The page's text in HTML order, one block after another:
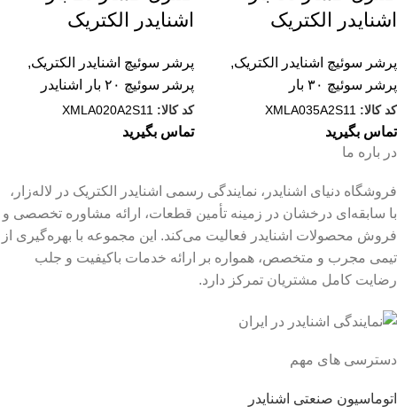
اشنایدر الکتریک
پرشر سوئیچ اشنایدر الکتریک,
پرشر سوئیچ ۳۰ بار
کد کالا: XMLA035A2S11
تماس بگیرید
اشنایدر الکتریک
پرشر سوئیچ اشنایدر الکتریک,
پرشر سوئیچ ۲۰ بار اشنایدر
کد کالا: XMLA020A2S11
تماس بگیرید
در باره ما
فروشگاه دنیای اشنایدر، نمایندگی رسمی اشنایدر الکتریک در لاله‌زار،
با سابقه‌ای درخشان در زمینه تأمین قطعات، ارائه مشاوره تخصصی و
فروش محصولات اشنایدر فعالیت می‌کند. این مجموعه با بهره‌گیری از
تیمی مجرب و متخصص، همواره بر ارائه خدمات باکیفیت و جلب
رضایت کامل مشتریان تمرکز دارد.
دسترسی های مهم
اتوماسیون صنعتی اشنایدر